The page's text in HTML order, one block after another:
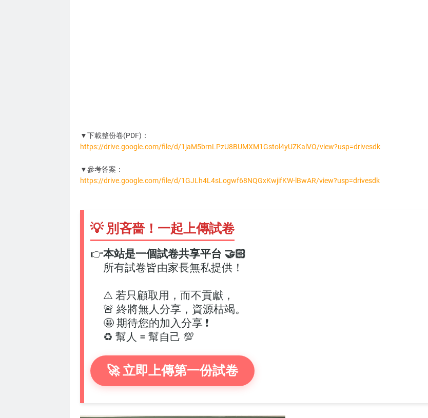
▼下載整份卷(PDF)：
https://drive.google.com/file/d/1jaM5brnLPzU8BUMXM1Gstol4yUZKalVO/view?usp=drivesdk
▼參考答案：
https://drive.google.com/file/d/1GJLh4L4sLogwf68NQGxKwjifKW-lBwAR/view?usp=drivesdk
💡 別吝嗇！一起上傳試卷
本站是一個試卷共享平台 🤝🏻
👉
所有試卷皆由家長無私提供！
⚠️ 若只顧取用，而不貢獻，
🚨 終將無人分享，資源枯竭。
🤩 期待您的加入分享 ❗
♻️ 幫人 = 幫自己 💯
🚀 立即上傳第一份試卷